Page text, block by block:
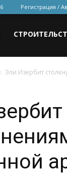
Регистрация /
Эли Изербит